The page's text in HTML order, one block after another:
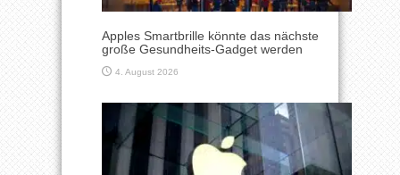
Apples Smartbrille könnte das nächste
große Gesundheits-Gadget werden
4. August 2026